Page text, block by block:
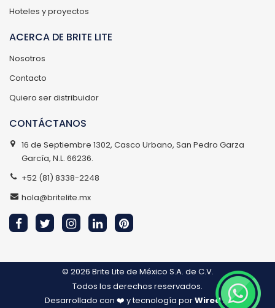
Hoteles y proyectos
ACERCA DE BRITE LITE
Nosotros
Contacto
Quiero ser distribuidor
CONTÁCTANOS
16 de Septiembre 1302, Casco Urbano, San Pedro Garza
García, N.L. 66236.
+52 (81) 8338-2248
hola@britelite.mx
© 2026 Brite Lite de México S.A. de C.V.
Todos los derechos reservados.
Desarrollado con ❤️ y tecnología porWired IT